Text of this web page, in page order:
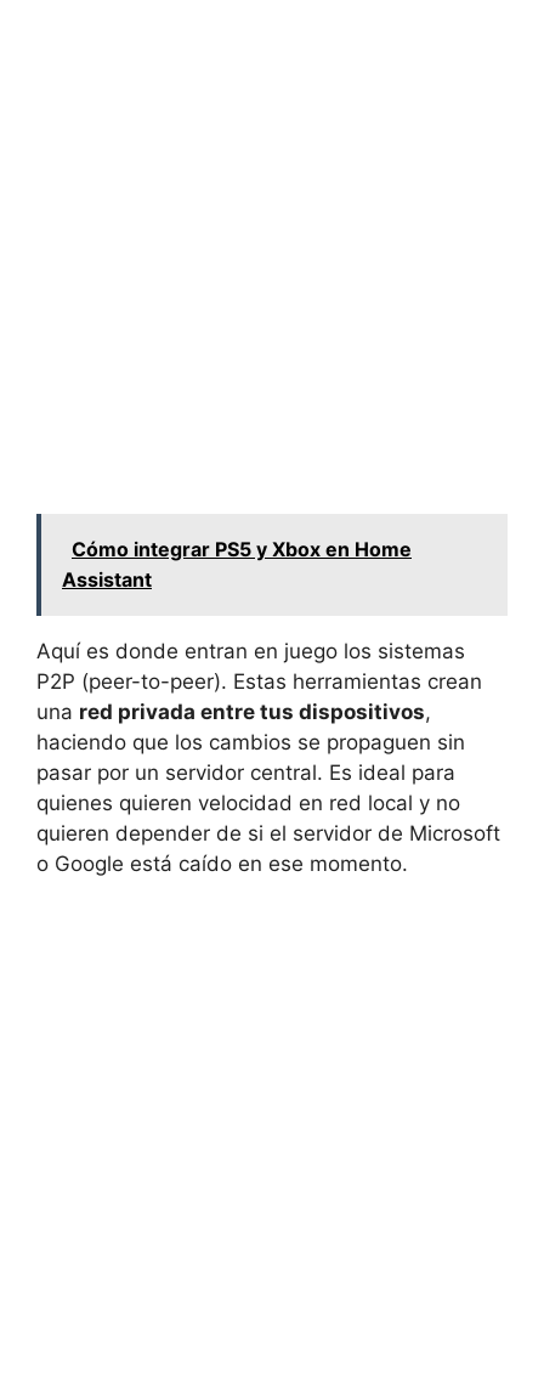
Cómo integrar PS5 y Xbox en Home
Assistant
Aquí es donde entran en juego los sistemas
P2P (peer-to-peer). Estas herramientas crean
una red privada entre tus dispositivos,
haciendo que los cambios se propaguen sin
pasar por un servidor central. Es ideal para
quienes quieren velocidad en red local y no
quieren depender de si el servidor de Microsoft
o Google está caído en ese momento.